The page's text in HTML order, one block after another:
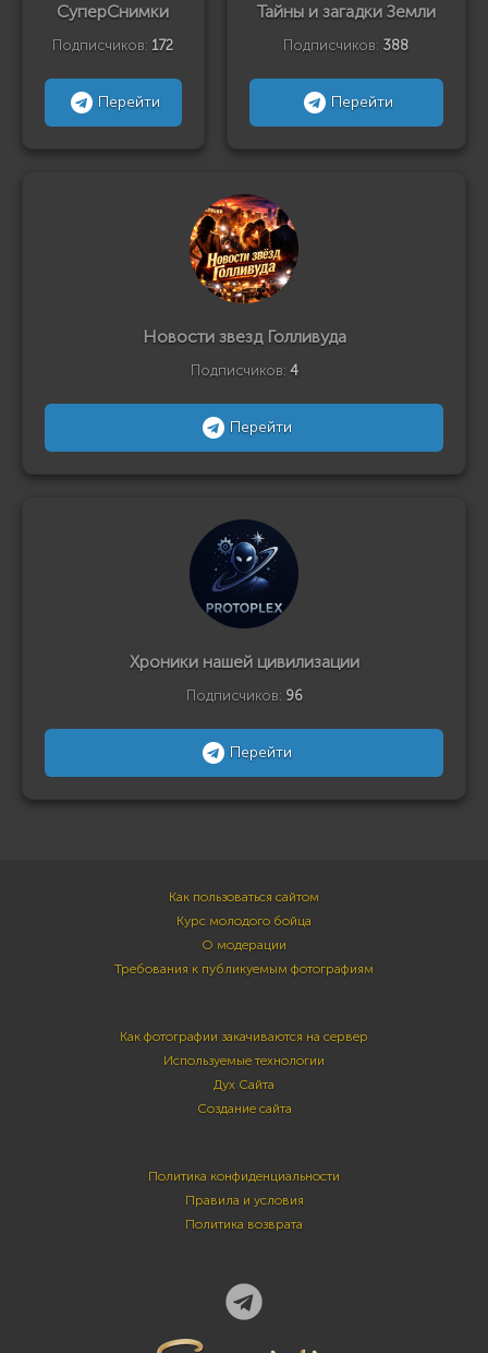
СуперСнимки
Подписчиков: 172
Перейти
Тайны и загадки Земли
Подписчиков: 388
Перейти
Новости звезд Голливуда
Подписчиков: 4
Перейти
Хроники нашей цивилизации
Подписчиков: 96
Перейти
Как пользоваться сайтом
Курс молодого бойца
О модерации
Требования к публикуемым фотографиям
Как фотографии закачиваются на сервер
Используемые технологии
Дух Сайта
Создание сайта
Политика конфиденциальности
Правила и условия
Политика возврата